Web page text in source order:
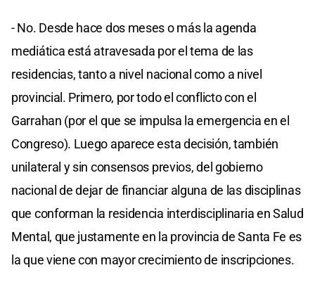
- No. Desde hace dos meses o más la agenda
mediática está atravesada por el tema de las
residencias, tanto a nivel nacional como a nivel
provincial. Primero, por todo el conflicto con el
Garrahan (por el que se impulsa la emergencia en el
Congreso). Luego aparece esta decisión, también
unilateral y sin consensos previos, del gobierno
nacional de dejar de financiar alguna de las disciplinas
que conforman la residencia interdisciplinaria en Salud
Mental, que justamente en la provincia de Santa Fe es
la que viene con mayor crecimiento de inscripciones.